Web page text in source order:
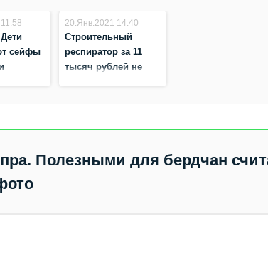
сейфы
20.Янв.2021 14:40
Строительный
респиратор за 11
тысяч рублей не
Полезными для бердчан